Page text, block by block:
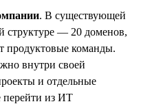
. В существующей
структуре — 20 доменов,
продуктовые команды.
внутри своей
и отдельные
перейти из ИТ